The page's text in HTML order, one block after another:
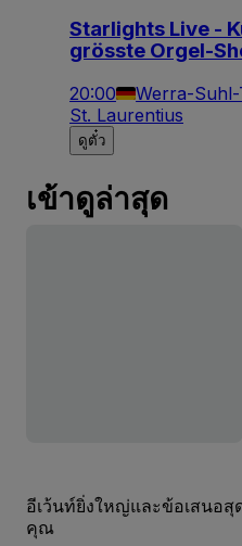
Starlights Live -
grösste Orgel-
20:00 Werra-Suhl-
St. Laurentius
ดูตั๋ว
เข้าดูล่าสุด
อีเว้นท์ยิ่งใหญ่และข้อเสนอสุ
คุณ